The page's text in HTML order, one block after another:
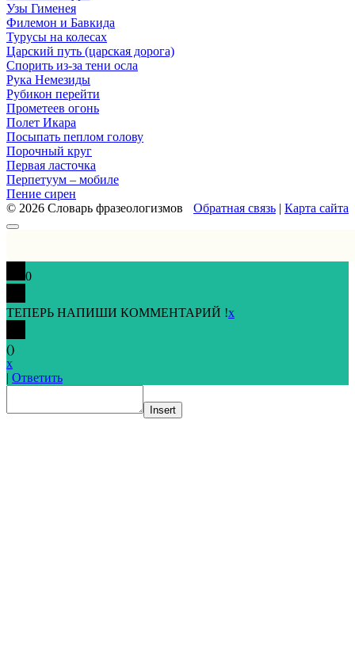
Узы Гименея
Филемон и Бавкида
Турусы на колесах
Царский путь (царская дорога)
Спорить из-за тени осла
Рука Немезиды
Рубикон перейти
Прометеев огонь
Полет Икара
Посыпать пеплом голову
Порочный круг
Первая ласточка
Перпетуум – мобиле
Пение сирен
© 2026 Словарь фразеологизмов
Обратная связь | Карта сайта
0
ТЕПЕРЬ НАПИШИ КОММЕНТАРИЙ !x
()
x
| Ответить
Insert